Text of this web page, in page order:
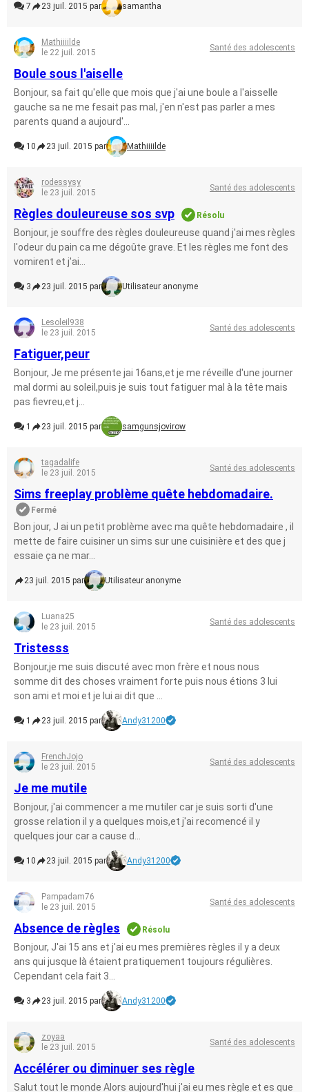
7 23 juil. 2015 par samantha
Mathiiiilde
le 22 juil. 2015
Santé des adolescents
Boule sous l'aiselle
Bonjour, sa fait qu'elle que mois que j'ai une boule a l'aisselle
gauche sa ne me fesait pas mal, j'en n'est pas parler a mes
parents quand a aujourd'...
10 23 juil. 2015 par Mathiiiilde
rodessysy
le 23 juil. 2015
Santé des adolescents
Règles douleureuse sos svp Résolu
Bonjour, je souffre des règles douleureuse quand j'ai mes règles
l'odeur du pain ca me dégoûte grave. Et les règles me font des
vomirent et j'ai...
3 23 juil. 2015 par Utilisateur anonyme
Lesoleil938
le 23 juil. 2015
Santé des adolescents
Fatiguer,peur
Bonjour, Je me présente jai 16ans,et je me réveille d'une journer
mal dormi au soleil,puis je suis tout fatiguer mal à la tête mais
pas fievreu,et j...
1 23 juil. 2015 par samgunsjovirow
tagadalife
le 23 juil. 2015
Santé des adolescents
Sims freeplay problème quête hebdomadaire.
Fermé
Bon jour, J ai un petit problème avec ma quête hebdomadaire , il
mette de faire cuisiner un sims sur une cuisinière et des que j
essaie ça ne mar...
23 juil. 2015 par Utilisateur anonyme
Luana25
le 23 juil. 2015
Santé des adolescents
Tristesss
Bonjour,je me suis discuté avec mon frère et nous nous
somme dit des choses vraiment forte puis nous étions 3 lui
son ami et moi et je lui ai dit que ...
1 23 juil. 2015 par Andy31200
FrenchJojo
le 23 juil. 2015
Santé des adolescents
Je me mutile
Bonjour, j'ai commencer a me mutiler car je suis sorti d'une
grosse relation il y a quelques mois,et j'ai recomencé il y
quelques jour car a cause d...
10 23 juil. 2015 par Andy31200
Pampadam76
le 23 juil. 2015
Santé des adolescents
Absence de règles Résolu
Bonjour, J'ai 15 ans et j'ai eu mes premières règles il y a deux
ans qui jusque là étaient pratiquement toujours régulières.
Cependant cela fait 3...
3 23 juil. 2015 par Andy31200
zoyaa
le 23 juil. 2015
Santé des adolescents
Accélérer ou diminuer ses règle
Salut tout le monde Alors aujourd'hui j'ai eu mes règle et es que